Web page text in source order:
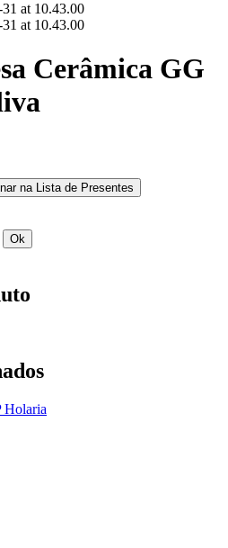
Cerâmica GG
na Lista de Presentes
Ok
Holaria